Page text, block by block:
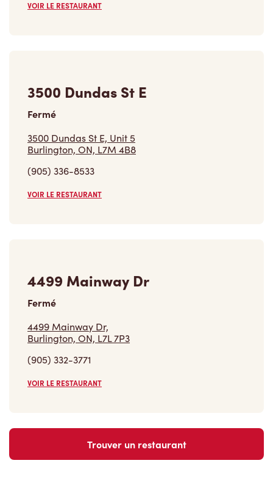
VOIR LE RESTAURANT
3500 Dundas St E
Fermé
3500 Dundas St E, Unit 5
Burlington, ON, L7M 4B8
(905) 336-8533
VOIR LE RESTAURANT
4499 Mainway Dr
Fermé
4499 Mainway Dr,
Burlington, ON, L7L 7P3
(905) 332-3771
VOIR LE RESTAURANT
Trouver un restaurant